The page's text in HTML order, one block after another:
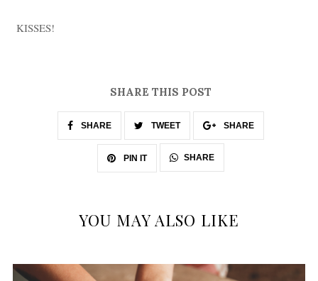
KISSES!
SHARE THIS POST
SHARE TWEET SHARE
PIN IT SHARE
YOU MAY ALSO LIKE